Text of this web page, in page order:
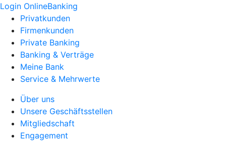
Login OnlineBanking
Privatkunden
Firmenkunden
Private Banking
Banking & Verträge
Meine Bank
Service & Mehrwerte
Über uns
Unsere Geschäftsstellen
Mitgliedschaft
Engagement